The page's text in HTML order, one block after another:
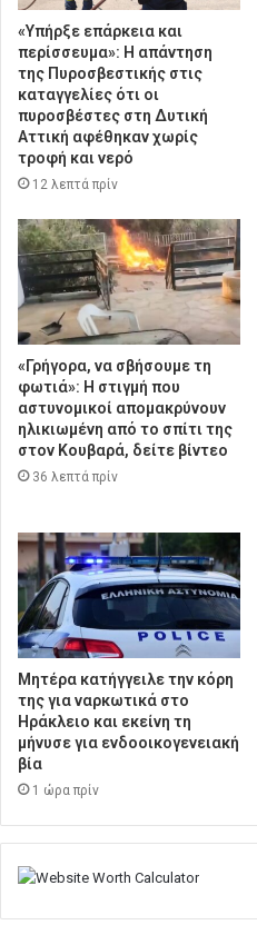
«Υπήρξε επάρκεια και
περίσσευμα»: Η απάντηση
της Πυροσβεστικής στις
καταγγελίες ότι οι
πυροσβέστες στη Δυτική
Αττική αφέθηκαν χωρίς
τροφή και νερό
12 λεπτά πρίν
«Γρήγορα, να σβήσουμε τη
φωτιά»: Η στιγμή που
αστυνομικοί απομακρύνουν
ηλικιωμένη από το σπίτι της
στον Κουβαρά, δείτε βίντεο
36 λεπτά πρίν
Μητέρα κατήγγειλε την κόρη
της για ναρκωτικά στο
Ηράκλειο και εκείνη τη
μήνυσε για ενδοοικογενειακή
βία
1 ώρα πρίν